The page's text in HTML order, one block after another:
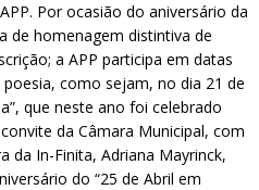
Por ocasião do aniversário da
de homenagem distintiva de
a APP participa em datas
como sejam, no dia 21 de
que neste ano foi celebrado
da Câmara Municipal, com
da In-Finita, Adriana Mayrinck,
do “25 de Abril em